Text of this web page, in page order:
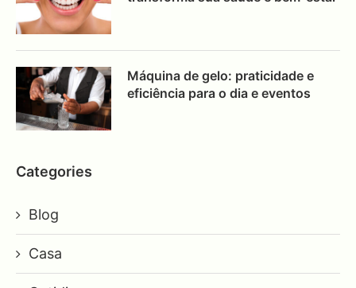
Máquina de gelo: praticidade e
eficiência para o dia e eventos
Categories
Blog
Casa